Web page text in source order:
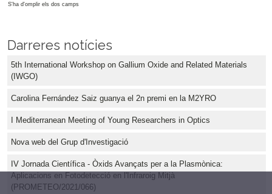
S'ha d'omplir els dos camps
Darreres notícies
5th International Workshop on Gallium Oxide and Related Materials
(IWGO)
Carolina Fernández Saiz guanya el 2n premi en la M2YRO
I Mediterranean Meeting of Young Researchers in Optics
Nova web del Grup d'Investigació
IV Jornada Científica - Òxids Avançats per a la Plasmònica:
Aplicacions en Fotodetecció en l'Infraroig Mitjà
(PROMETEO/2021/066)